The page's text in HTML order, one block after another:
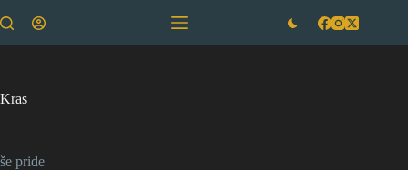
to
Kras
še pride